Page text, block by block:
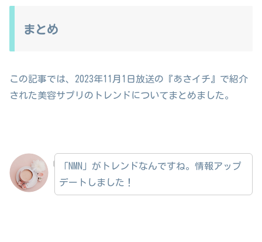
まとめ
この記事では、2023年11月1日放送の『あさイチ』で紹介
された美容サプリのトレンドについてまとめました。
「NMN」がトレンドなんですね。情報アップ
デートしました！